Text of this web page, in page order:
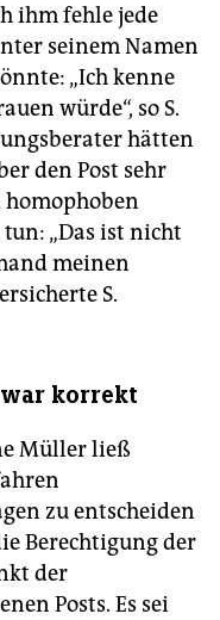
ihm fehle jede
seinem Namen
„Ich kenne
würde“, so S.
hätten
den Post sehr
homophoben
„Das ist nicht
meinen
S.
korrekt
Müller ließ
zu entscheiden
Berechtigung der
der
Posts. Es sei